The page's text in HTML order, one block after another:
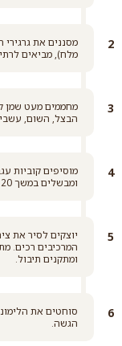
מסננים את
מלח), מביאים
מחממים מעט שמן
הבצל, השום, עשבי
מוסיפים קוביות
ומבשלים במשך 20 דקות.
המרכיבים רכים.
ומתקנים תיבול.
סוחטים את
הגשה.